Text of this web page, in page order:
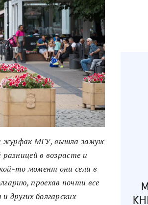
журфак МГУ, вышла замуж
в возрасте и
то момент они сели в
проехав почти все
других болгарских